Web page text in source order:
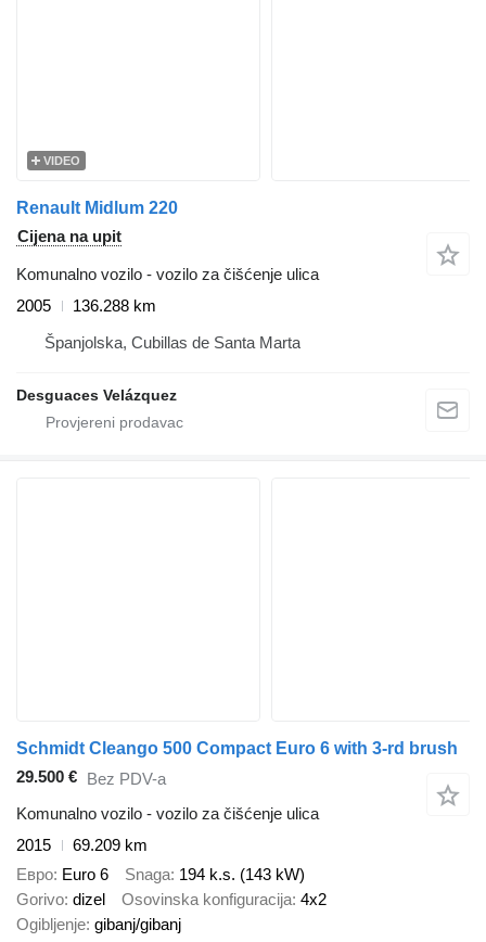
VIDEO
Renault Midlum 220
Cijena na upit
Komunalno vozilo - vozilo za čišćenje ulica
2005
136.288 km
Španjolska, Cubillas de Santa Marta
Desguaces Velázquez
Schmidt Cleango 500 Compact Euro 6 with 3-rd brush
29.500 € Bez PDV-a
Komunalno vozilo - vozilo za čišćenje ulica
2015
69.209 km
Евро Euro 6 Snaga 194 k.s. (143 kW)
Gorivo dizel Osovinska konfiguracija 4x2
Ogibljenje gibanj/gibanj